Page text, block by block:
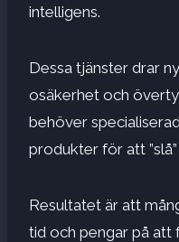
intelligens.
Dessa tjänster drar
osäkerhet och
behöver
produkter för att
Resultatet är att
tid och pengar på att